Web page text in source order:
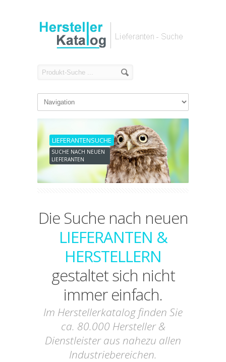
LIEFERANTENSUCHE
SUCHE NACH NEUEN
LIEFERANTEN
Die Suche nach neuen
LIEFERANTEN &
HERSTELLERN
gestaltet sich nicht
immer einfach.
Im Herstellerkatalog finden Sie
ca. 80.000 Hersteller &
Dienstleister aus nahezu allen
Industriebereichen.